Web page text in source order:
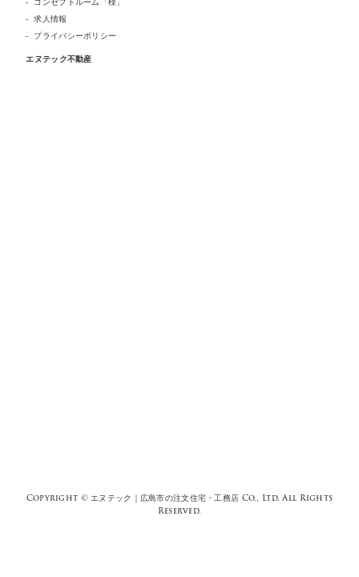
求人情報
プライバシーポリシー
エヌテック不動産
Copyright ©エヌテック｜広島市の注文住宅・工務店 Co., Ltd. All Rights
Reserved.